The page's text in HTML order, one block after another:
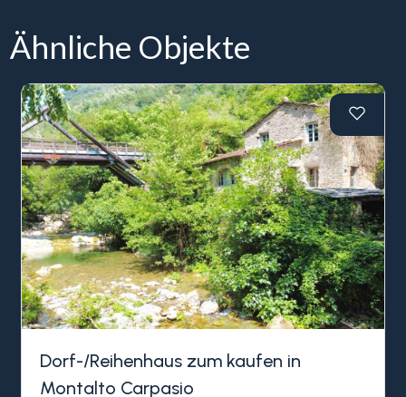
Ähnliche Objekte
Dorf-/Reihenhaus zum kaufen in
Montalto Carpasio